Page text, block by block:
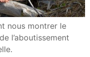
nous montrer le
l’aboutissement